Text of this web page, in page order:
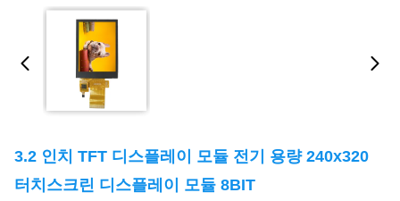
3.2 인치 TFT 디스플레이 모듈 전기 용량 240x320
터치스크린 디스플레이 모듈 8BIT